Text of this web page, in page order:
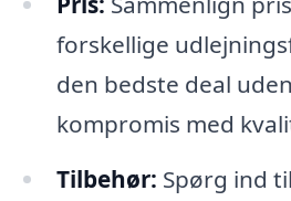
forskellige
den bedste deal
kompromis med
Tilbehør: Spørg ind